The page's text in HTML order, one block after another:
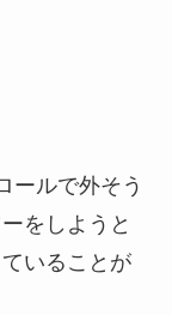
ールで外そう
をしようと
いることが